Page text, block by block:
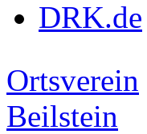
DRK.de
Ortsverein
Beilstein